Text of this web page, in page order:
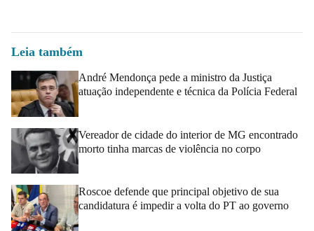
Leia também
André Mendonça pede a ministro da Justiça
atuação independente e técnica da Polícia Federal
Vereador de cidade do interior de MG encontrado
morto tinha marcas de violência no corpo
Roscoe defende que principal objetivo de sua
candidatura é impedir a volta do PT ao governo